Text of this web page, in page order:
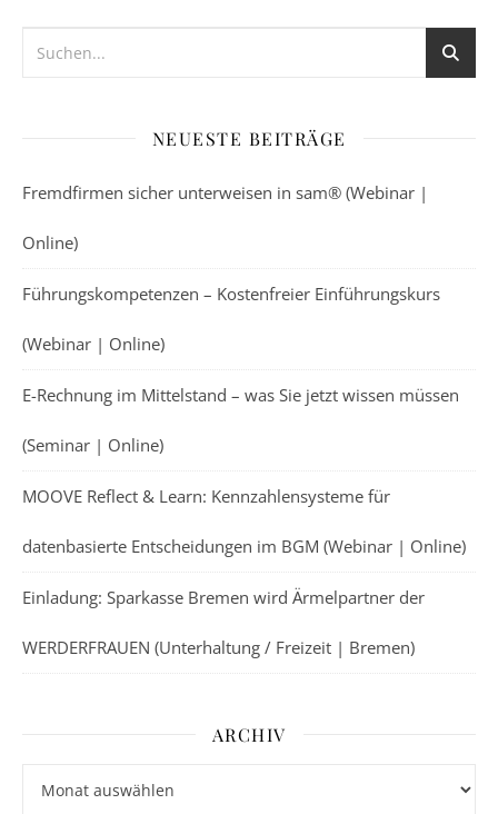
NEUESTE BEITRÄGE
Fremdfirmen sicher unterweisen in sam® (Webinar |
Online)
Führungskompetenzen – Kostenfreier Einführungskurs
(Webinar | Online)
E-Rechnung im Mittelstand – was Sie jetzt wissen müssen
(Seminar | Online)
MOOVE Reflect & Learn: Kennzahlensysteme für
datenbasierte Entscheidungen im BGM (Webinar | Online)
Einladung: Sparkasse Bremen wird Ärmelpartner der
WERDERFRAUEN (Unterhaltung / Freizeit | Bremen)
ARCHIV